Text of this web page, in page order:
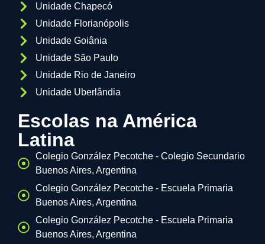
Unidade Chapecó
Unidade Florianópolis
Unidade Goiânia
Unidade São Paulo
Unidade Rio de Janeiro
Unidade Uberlândia
Escolas na América
Latina
Colegio González Pecotche - Colegio Secundario
Buenos Aires, Argentina
Colegio González Pecotche - Escuela Primaria
Buenos Aires, Argentina
Colegio González Pecotche - Escuela Primaria
Buenos Aires, Argentina